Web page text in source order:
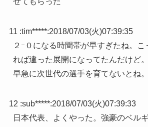
11 :tim*****:2018/07/03(火)07:39:35
２ｰ０になる時間帯が早すぎたね。こ
れば違った展開になってたんだけど
早急に次世代の選手を育てないとね。
12 :sub*****:2018/07/03(火)07:39:33
日本代表、よくやった。強豪のベル